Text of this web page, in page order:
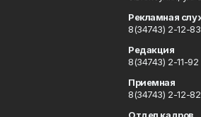
Рекламная
8(34743) 2-12-83
Редакция
8(34743) 2-11-92
Приемная
8(34743) 2-12-82